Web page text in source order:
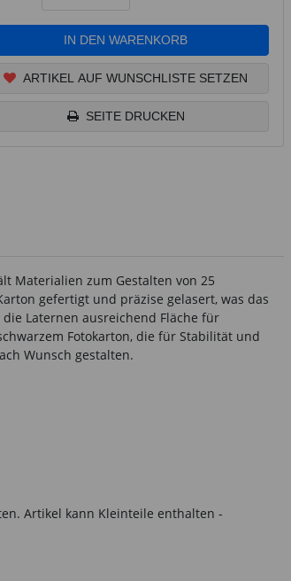
IN DEN WARENKORB
ARTIKEL AUF WUNSCHLISTE SETZEN
SEITE DRUCKEN
Materialien zum Gestalten von 25
gefertigt und präzise gelasert, was das
Laternen ausreichend Fläche für
Fotokarton, die für Stabilität und
Wunsch gestalten.
Artikel kann Kleinteile enthalten -